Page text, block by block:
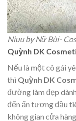
Niuu by Nữ Bùi-
Quỳnh DK
Nếu là một cô gái
thì Quỳnh DK
đường làm đẹp
đến ấn tượng đầu
không gian cửa